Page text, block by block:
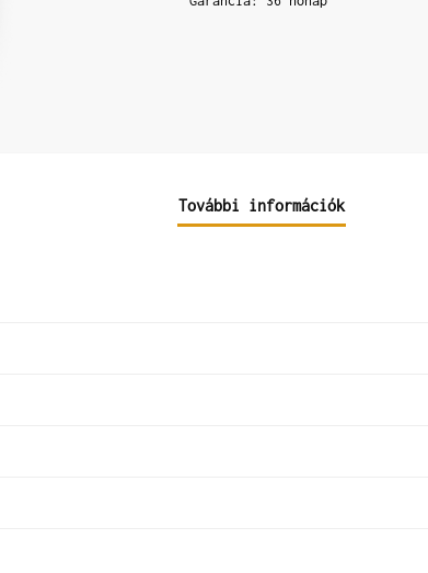
További információk